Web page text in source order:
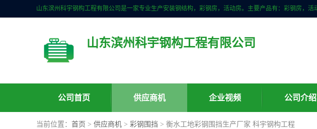
山东滨州科宇钢构工程有限公司
公司首页 供应商机 企业视频 公司介绍
当前位置： 首页 > 供应商机 > 彩钢围挡 > 衡水工地彩钢围挡生产厂家 科宇钢构工程